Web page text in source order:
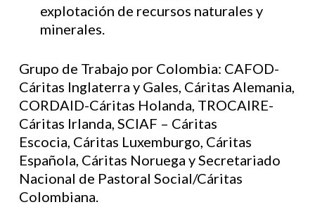
explotación de recursos naturales y
minerales.
Grupo de Trabajo por Colombia: CAFOD-
Cáritas Inglaterra y Gales, Cáritas Alemania,
CORDAID-Cáritas Holanda, TROCAIRE-
Cáritas Irlanda, SCIAF – Cáritas
Escocia, Cáritas Luxemburgo, Cáritas
Española, Cáritas Noruega y Secretariado
Nacional de Pastoral Social/Cáritas
Colombiana.